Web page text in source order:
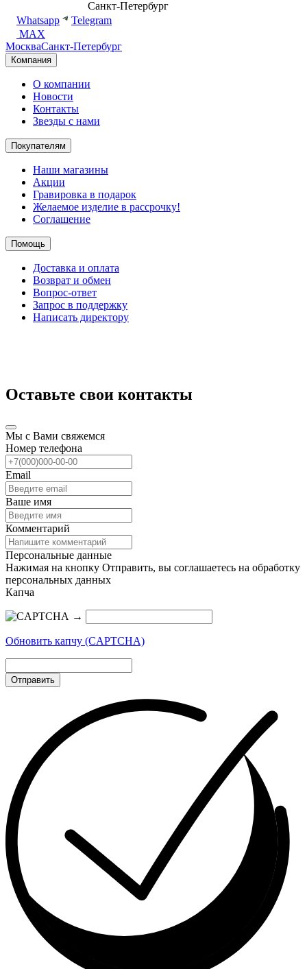
Санкт-Петербург
Whatsapp
Telegram
MAX
МоскваСанкт-Петербург
Компания
О компании
Новости
Контакты
Звезды с нами
Покупателям
Наши магазины
Акции
Гравировка в подарок
Желаемое изделие в рассрочку!
Соглашение
Помощь
Доставка и оплата
Возврат и обмен
Вопрос-ответ
Запрос в поддержку
Написать директору
Оставьте свои контакты
Мы с Вами свяжемся
Номер телефона
Email
Ваше имя
Комментарий
Персональные данные
Нажимая на кнопку Отправить, вы соглашаетесь на обработку
персональных данных
Капча
→
Обновить капчу (CAPTCHA)
Отправить